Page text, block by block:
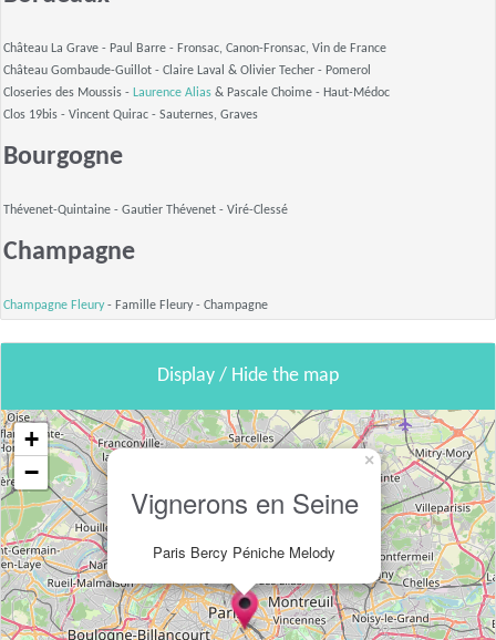
Château La Grave - Paul Barre - Fronsac, Canon-Fronsac, Vin de France
Château Gombaude-Guillot - Claire Laval & Olivier Techer - Pomerol
Closeries des Moussis - Laurence Alias & Pascale Choime - Haut-Médoc
Clos 19bis - Vincent Quirac - Sauternes, Graves
Bourgogne
Thévenet-Quintaine - Gautier Thévenet - Viré-Clessé
Champagne
Champagne Fleury- Famille Fleury - Champagne
Display / Hide the map
Vignerons en Seine
Paris Bercy Péniche Melody
×
+
−